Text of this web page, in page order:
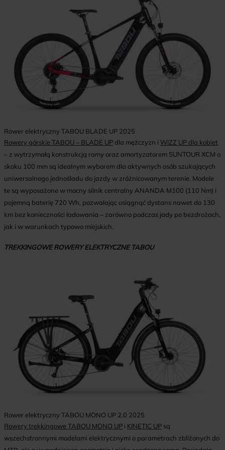
Rower elektryczny TABOU BLADE UP 2025
Rowery górskie TABOU – BLADE UP dla mężczyzn i WIZZ UP dla kobiet
– z wytrzymałą konstrukcją ramy oraz amortyzatorem SUNTOUR XCM o
skoku 100 mm są idealnym wyborem dla aktywnych osób szukających
uniwersalnego jednośladu do jazdy w zróżnicowanym terenie. Modele
te są wyposażone w mocny silnik centralny ANANDA M100 (110 Nm) i
pojemną baterię 720 Wh, pozwalając osiągnąć dystans nawet do 130
km bez konieczności ładowania – zarówno podczas jady po bezdrożach,
jak i w warunkach typowo miejskich.
TREKKINGOWE ROWERY ELEKTRYCZNE TABOU
Rower elektryczny TABOU MONO UP 2.0 2025
Rowery trekkingowe TABOU MONO UP i KINETIC UP są
wszechstronnymi modelami elektrycznymi o parametrach zbliżonych do